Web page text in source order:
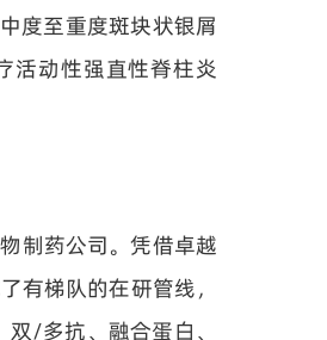
度至重度斑块状银屑
活动性强直性脊柱炎
制药公司。凭借卓越
有梯队的在研管线，
/多抗、融合蛋白、